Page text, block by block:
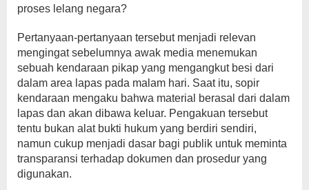
proses lelang negara?
Pertanyaan-pertanyaan tersebut menjadi relevan
mengingat sebelumnya awak media menemukan
sebuah kendaraan pikap yang mengangkut besi dari
dalam area lapas pada malam hari. Saat itu, sopir
kendaraan mengaku bahwa material berasal dari dalam
lapas dan akan dibawa keluar. Pengakuan tersebut
tentu bukan alat bukti hukum yang berdiri sendiri,
namun cukup menjadi dasar bagi publik untuk meminta
transparansi terhadap dokumen dan prosedur yang
digunakan.